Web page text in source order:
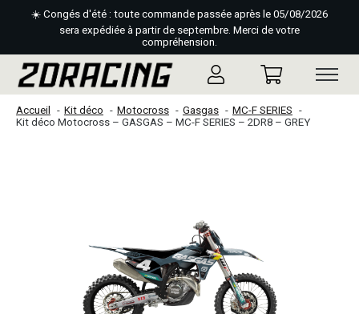
☀️ Congés d'été : toute commande passée après le 05/08/2026
sera expédiée à partir de septembre. Merci de votre
compréhension.
Accueil Kit déco Motocross Gasgas
MC-F SERIES
Kit déco Motocross – GASGAS – MC-F SERIES – 2DR8 – GREY